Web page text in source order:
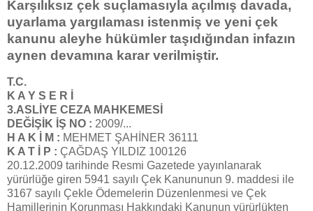
Karşılıksız çek suçlamasıyla açılmış davada,
uyarlama yargılaması istenmiş ve yeni çek
kanunu aleyhe hükümler taşıdığından infazın
aynen devamına karar verilmiştir.
T.C.
K A Y S E R İ
3.ASLİYE CEZA MAHKEMESİ
DEĞİŞİK İŞ NO : 2009/...
H A K İ M : MEHMET ŞAHİNER 36111
K A T İ P : ÇAĞDAŞ YILDIZ 100126
20.12.2009 tarihinde Resmi Gazetede yayınlanarak
yürürlüğe giren 5941 sayılı Çek Kanununun 9. maddesi ile
3167 sayılı Çekle Ödemelerin Düzenlenmesi ve Çek
Hamillerinin Korunması Hakkındaki Kanunun yürürlükten